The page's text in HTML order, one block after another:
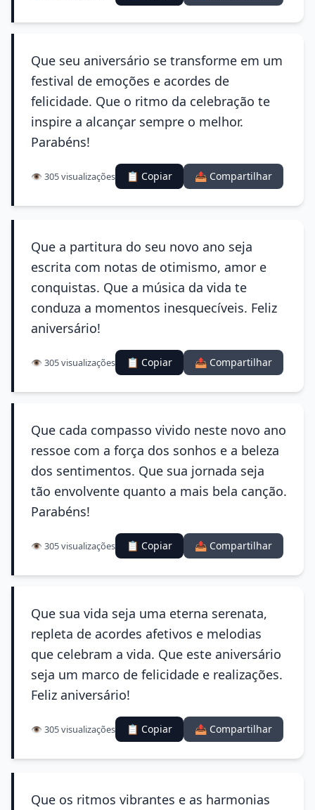
Que seu aniversário se transforme em um
festival de emoções e acordes de
felicidade. Que o ritmo da celebração te
inspire a alcançar sempre o melhor.
Parabéns!
👁️ 305 visualizações 📋 Copiar 📤 Compartilhar
Que a partitura do seu novo ano seja
escrita com notas de otimismo, amor e
conquistas. Que a música da vida te
conduza a momentos inesquecíveis. Feliz
aniversário!
👁️ 305 visualizações 📋 Copiar 📤 Compartilhar
Que cada compasso vivido neste novo ano
ressoe com a força dos sonhos e a beleza
dos sentimentos. Que sua jornada seja
tão envolvente quanto a mais bela canção.
Parabéns!
👁️ 305 visualizações 📋 Copiar 📤 Compartilhar
Que sua vida seja uma eterna serenata,
repleta de acordes afetivos e melodias
que celebram a vida. Que este aniversário
seja um marco de felicidade e realizações.
Feliz aniversário!
👁️ 305 visualizações 📋 Copiar 📤 Compartilhar
Que os ritmos vibrantes e as harmonias